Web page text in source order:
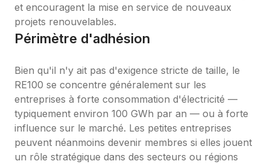
et encouragent la mise en service de nouveaux
projets renouvelables.
Périmètre d'adhésion
Bien qu'il n'y ait pas d'exigence stricte de taille, le
RE100 se concentre généralement sur les
entreprises à forte consommation d'électricité —
typiquement environ 100 GWh par an — ou à forte
influence sur le marché. Les petites entreprises
peuvent néanmoins devenir membres si elles jouent
un rôle stratégique dans des secteurs ou régions